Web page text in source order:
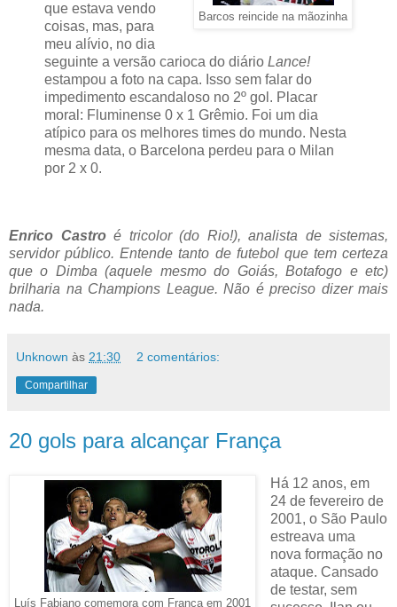
Barcos reincide na mãozinha
que estava vendo
coisas, mas, para
meu alívio, no dia
seguinte a versão carioca do diário Lance!
estampou a foto na capa. Isso sem falar do
impedimento escandaloso no 2º gol. Placar
moral: Fluminense 0 x 1 Grêmio. Foi um dia
atípico para os melhores times do mundo. Nesta
mesma data, o Barcelona perdeu para o Milan
por 2 x 0.
Enrico Castroé tricolor (do Rio!), analista de sistemas,
servidor público. Entende tanto de futebol que tem certeza
que o Dimba (aquele mesmo do Goiás, Botafogo e etc)
brilharia na Champions League. Não é preciso dizer mais
nada.
Unknown às 21:30 2 comentários:
Compartilhar
20 gols para alcançar França
Luís Fabiano comemora com França em 2001
Há 12 anos, em
24 de fevereiro de
2001, o São Paulo
estreava uma
nova formação no
ataque. Cansado
de testar, sem